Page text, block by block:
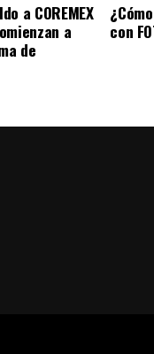
a COREMEX
a
de
con